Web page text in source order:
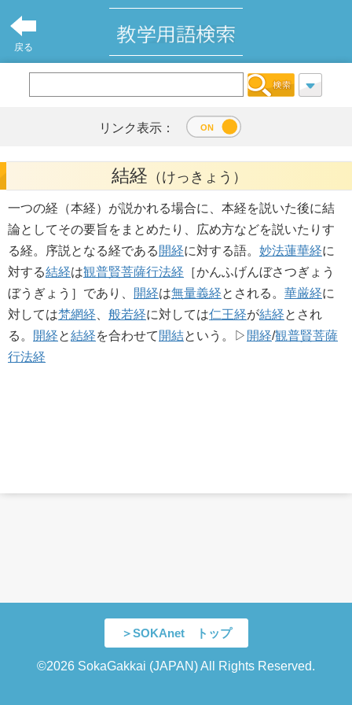
戻る
リンク表示：
結経 （けっきょう）
一つの経（本経）が説かれる場合に、本経を説いた後に結
論としてその要旨をまとめたり、広め方などを説いたりす
る経。序説となる経である 開経に対する語。 妙法蓮華経に
対する結経は観普賢菩薩行法経 ［かんふげんぼさつぎょう
ぼうぎょう］であり、
開経は無量義経とされる。 華厳経に
対しては梵網経 般若経に対しては仁王経が結経とされ
る。
開経と結経を合わせて 開結という。▷ 開経/観普賢菩薩
行法経
＞SOKAnet トップ
©2026 SokaGakkai (JAPAN) All Rights Reserved.